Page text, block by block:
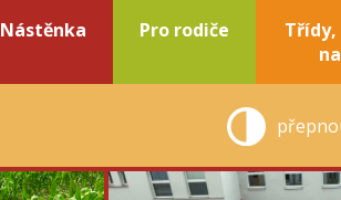
Nástěnka Pro rodiče
Třídy,